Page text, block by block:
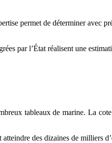
permet de déterminer avec
par l’État réalisent une
tableaux de marine. La
des dizaines de milliers